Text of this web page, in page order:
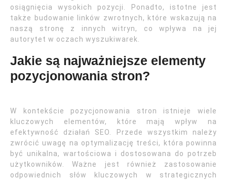
osiągnięcia wysokich pozycji. Ponadto, istotne jest
także budowanie linków zwrotnych, które wskazują na
naszą stronę z innych witryn, co wpływa na jej
autorytet w oczach wyszukiwarek.
Jakie są najważniejsze elementy
pozycjonowania stron?
W kontekście pozycjonowania stron istnieje wiele
kluczowych elementów, które mają wpływ na
efektywność działań SEO. Przede wszystkim należy
zwrócić uwagę na optymalizację treści, która powinna
być unikalna, wartościowa i dostosowana do potrzeb
użytkowników. Ważne jest również zastosowanie
odpowiednich słów kluczowych w strategicznych